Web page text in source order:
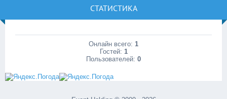
СТАТИСТИКА
Онлайн всего: 1
Гостей: 1
Пользователей: 0